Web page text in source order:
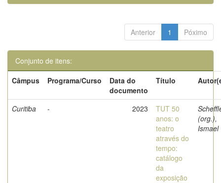
Anterior 1 Póximo
Conjunto de itens:
Câmpus
Programa/Curso
Data do
documento
Título
Curitiba - 2023
TUT 50
anos: o
teatro
através do
tempo:
catálogo
da
exposição
(org.),
Ismael